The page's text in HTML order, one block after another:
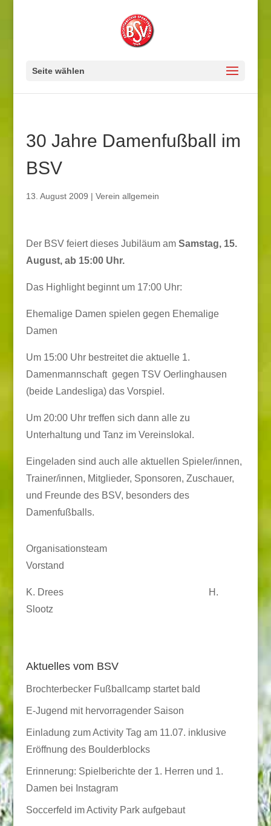
Seite wählen
30 Jahre Damenfußball im
BSV
13. August 2009 | Verein allgemein
Der BSV feiert dieses Jubiläum am Samstag, 15.
August, ab 15:00 Uhr.
Das Highlight beginnt um 17:00 Uhr:
Ehemalige Damen spielen gegen Ehemalige
Damen
Um 15:00 Uhr bestreitet die aktuelle 1.
Damenmannschaft gegen TSV Oerlinghausen
(beide Landesliga) das Vorspiel.
Um 20:00 Uhr treffen sich dann alle zu
Unterhaltung und Tanz im Vereinslokal.
Eingeladen sind auch alle aktuellen Spieler/innen,
Trainer/innen, Mitglieder, Sponsoren, Zuschauer,
und Freunde des BSV, besonders des
Damenfußballs.
Organisationsteam
Vorstand
K. Drees H.
Slootz
Aktuelles vom BSV
Brochterbecker Fußballcamp startet bald
E-Jugend mit hervorragender Saison
Einladung zum Activity Tag am 11.07. inklusive
Eröffnung des Boulderblocks
Erinnerung: Spielberichte der 1. Herren und 1.
Damen bei Instagram
Soccerfeld im Activity Park aufgebaut